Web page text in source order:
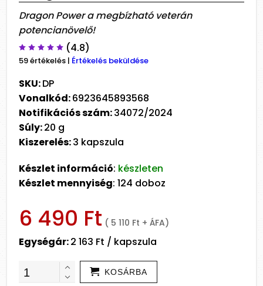
Dragon Power a megbízható veterán
potencianövelő!
(4.8)
59 értékelés | Értékelés beküldése
SKU:DP
Vonalkód:6923645893568
Notifikációs szám:34072/2024
Súly:20 g
Kiszerelés:3 kapszula
Készlet információ: készleten
Készlet mennyiség: 124 doboz
6 490 Ft ( 5 110 Ft + ÁFA)
Egységár:2 163 Ft / kapszula
KOSÁRBA